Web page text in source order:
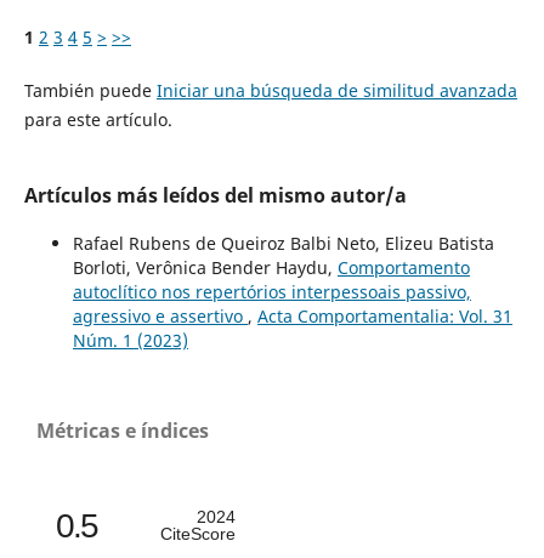
1 2 3 4 5 > >>
También puede Iniciar una búsqueda de similitud avanzada
para este artículo.
Artículos más leídos del mismo autor/a
Rafael Rubens de Queiroz Balbi Neto, Elizeu Batista
Borloti, Verônica Bender Haydu, Comportamento
autoclítico nos repertórios interpessoais passivo,
agressivo e assertivo , Acta Comportamentalia: Vol. 31
Núm. 1 (2023)
Métricas e índices
0.5
2024
CiteScore